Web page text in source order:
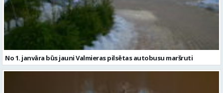
No 1. janvāra būs jauni Valmieras pilsētas autobusu maršruti